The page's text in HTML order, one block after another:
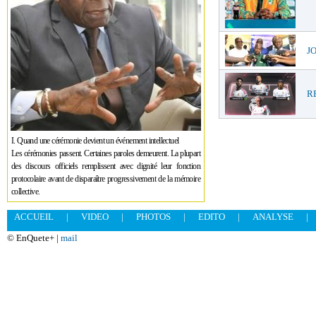
I. Quand une cérémonie devient un événement intellectuel
Les cérémonies passent. Certaines paroles demeurent. La plupart
des discours officiels remplissent avec dignité leur fonction
protocolaire avant de disparaître progressivement de la mémoire
collective.
ACCUEIL | VIDEO | PHOTOS | EDITO | ANALYSE
|
© EnQuete+ | mail